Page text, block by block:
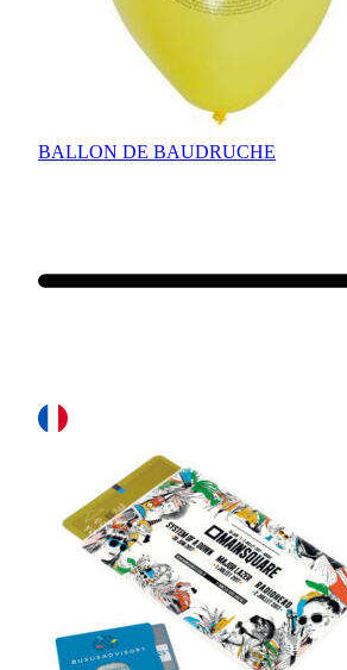
BALLON DE BAUDRUCHE